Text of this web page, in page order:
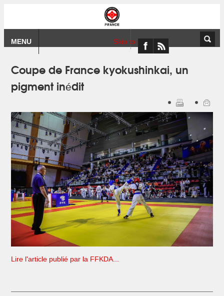
MENU Skip to content
Coupe de France kyokushinkai, un
pigment inédit
Lire l'article publié par la FFKDA...